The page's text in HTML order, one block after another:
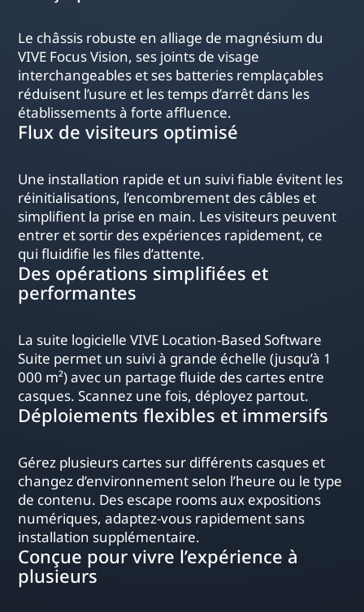
Le châssis robuste en alliage de magnésium du
VIVE Focus Vision, ses joints de visage
interchangeables et ses batteries remplaçables
réduisent l’usure et les temps d’arrêt dans les
établissements à forte affluence.
Flux de visiteurs optimisé
Une installation rapide et un suivi fiable évitent les
réinitialisations, l’encombrement des câbles et
simplifient la prise en main. Les visiteurs peuvent
entrer et sortir des expériences rapidement, ce
qui fluidifie les files d’attente.
Des opérations simplifiées et
performantes
La suite logicielle VIVE Location-Based Software
Suite permet un suivi à grande échelle (jusqu’à 1
000 m²) avec un partage fluide des cartes entre
casques. Scannez une fois, déployez partout.
Déploiements flexibles et immersifs
Gérez plusieurs cartes sur différents casques et
changez d’environnement selon l’heure ou le type
de contenu. Des escape rooms aux expositions
numériques, adaptez-vous rapidement sans
installation supplémentaire.
Conçue pour vivre l’expérience à
plusieurs